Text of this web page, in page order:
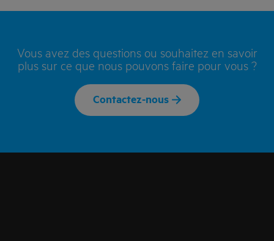
Vous avez des questions ou souhaitez en savoir
plus sur ce que nous pouvons faire pour vous ?
Contactez-nous